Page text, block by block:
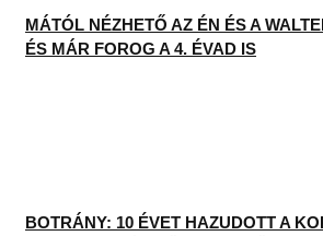
MÁTÓL NÉZHETŐ AZ ÉN ÉS A
ÉS MÁR FOROG A 4. ÉVAD IS
BOTRÁNY: 10 ÉVET HAZUDOTT A